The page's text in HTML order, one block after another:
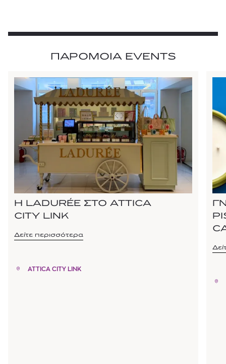
ΠΑΡΟΜΟΙΑ EVENTS
Η LADURÉE ΣΤΟ ATTICA
CITY LINK
Δείτε περισσότερα
ATTICA CITY LINK